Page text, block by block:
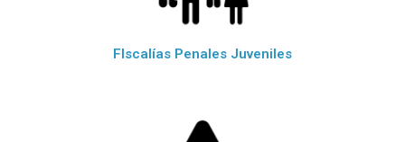
FIscalías Penales Juveniles